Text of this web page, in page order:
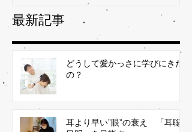
最新記事
どうして愛かっさに学びにきた
の？
耳より早い”眼”の衰え 「耳聡